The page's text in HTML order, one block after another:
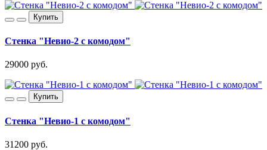
Купить
Стенка "Невио-2 с комодом"
29000 руб.
Купить
Стенка "Невио-1 с комодом"
31200 руб.